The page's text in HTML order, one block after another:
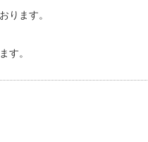
ります。
す。